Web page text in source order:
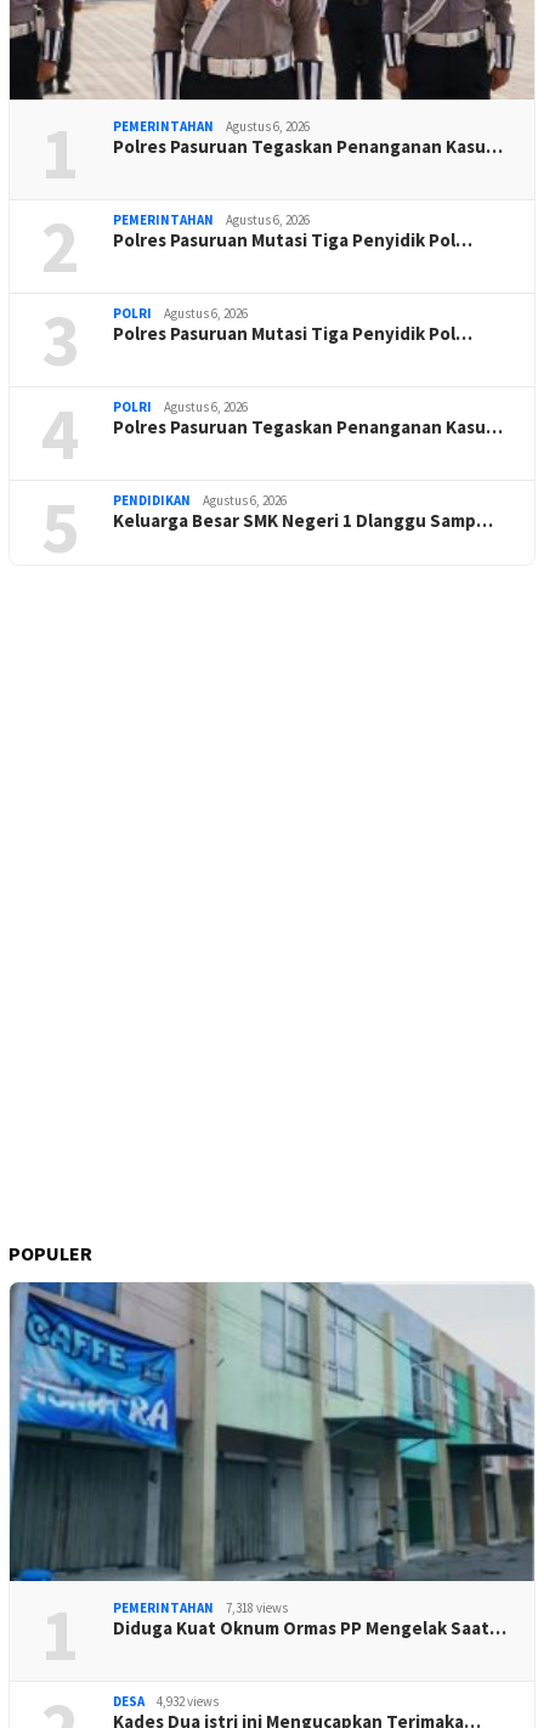
1 PEMERINTAHAN Agustus 6, 2026
Polres Pasuruan Tegaskan Penanganan Kasu…
2 PEMERINTAHAN Agustus 6, 2026
Polres Pasuruan Mutasi Tiga Penyidik Pol…
3 POLRI Agustus 6, 2026
Polres Pasuruan Mutasi Tiga Penyidik Pol…
4 POLRI Agustus 6, 2026
Polres Pasuruan Tegaskan Penanganan Kasu…
5 PENDIDIKAN Agustus 6, 2026
Keluarga Besar SMK Negeri 1 Dlanggu Samp…
POPULER
1 PEMERINTAHAN 7,318 views
Diduga Kuat Oknum Ormas PP Mengelak Saat…
DESA 4,932 views
Kades Dua istri ini Mengucapkan Terimaka…